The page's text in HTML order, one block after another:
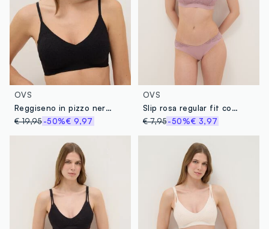
OVS
Reggiseno in pizzo nero con imbottitura removibile
€ 19,95-50%€ 9,97
OVS
Slip rosa regular fit con inserti in pizzo
€ 7,95-50%€ 3,97